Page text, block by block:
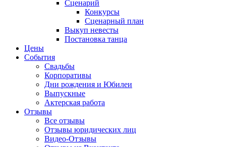
Сценарий
Конкурсы
Сценарный план
Выкуп невесты
Постановка танца
Цены
События
Свадьбы
Корпоративы
Дни рождения и Юбилеи
Выпускные
Актерская работа
Отзывы
Все отзывы
Отзывы юридических лиц
Видео-Отзывы